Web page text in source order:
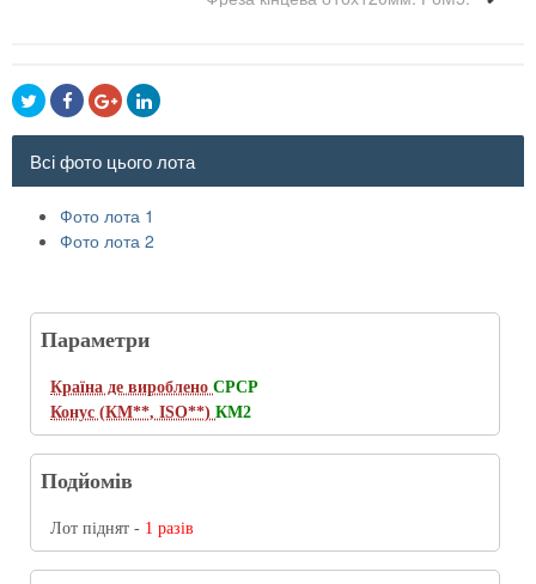
Всі фото цього лота
Фото лота 1
Фото лота 2
Параметри
Країна де вироблено СРСР
Конус (КМ**, ISO**) КМ2
Подйомів
Лот піднят - 1 разів